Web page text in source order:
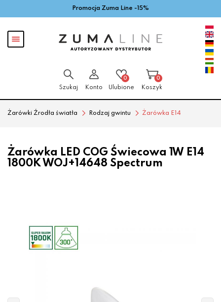
Przejdź
głównego
Przejdź
menu
stopce
Promocja Zuma Line -15%
Pokaż
menu
Szukaj Konto
0
Ulubione
0
Koszyk
Żarówki Źrodła światła Rodzaj gwintu Żarówka E14
Żarówka LED COG Świecowa 1W E14
1800K WOJ+14648 Spectrum